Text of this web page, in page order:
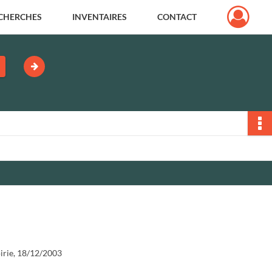
INVENTAIRES CONTACT
18/12/2003